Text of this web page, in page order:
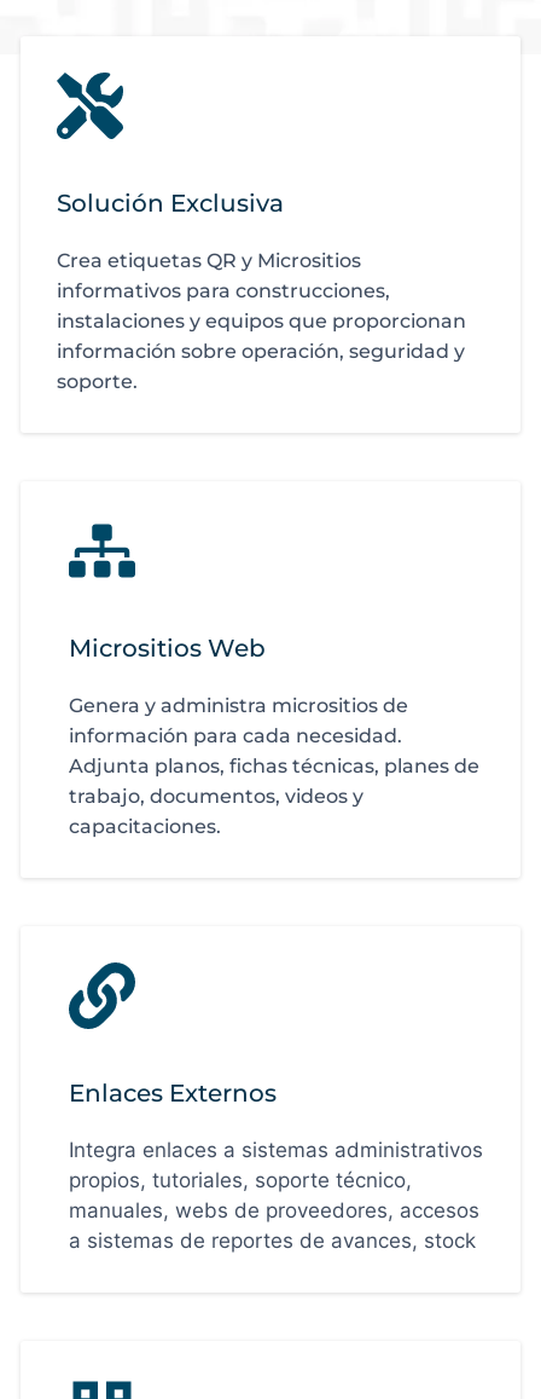
Solución Exclusiva
Crea etiquetas QR y Micrositios
informativos para construcciones,
instalaciones y equipos que proporcionan
información sobre operación, seguridad y
soporte.
Micrositios Web
Genera y administra micrositios de
información para cada necesidad.
Adjunta planos, fichas técnicas, planes de
trabajo, documentos, videos y
capacitaciones.
Enlaces Externos
Integra enlaces a sistemas administrativos
propios, tutoriales, soporte técnico,
manuales, webs de proveedores, accesos
a sistemas de reportes de avances, stock